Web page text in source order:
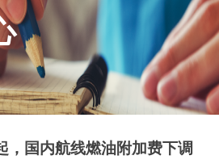
，国内航线燃油附加费下调